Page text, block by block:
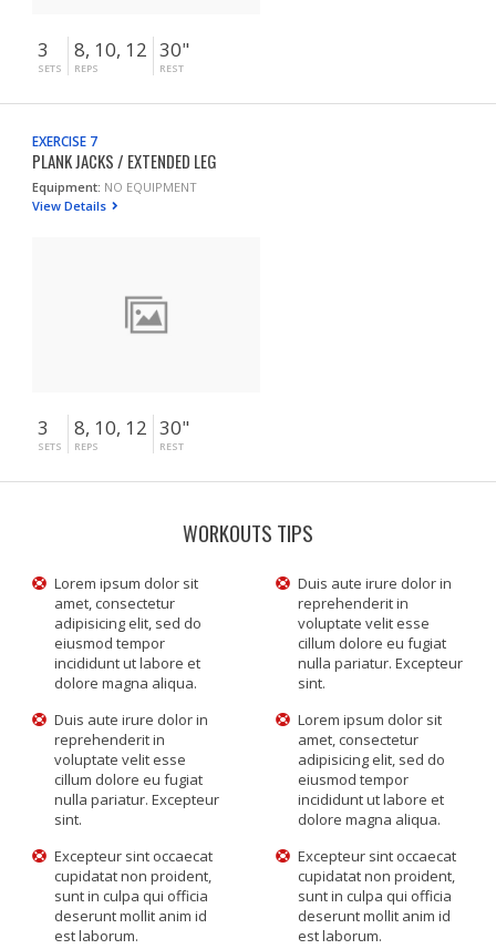
3
SETS
8, 10, 12
REPS
30"
REST
EXERCISE 7
PLANK JACKS / EXTENDED LEG
Equipment: NO EQUIPMENT
View Details
3
SETS
8, 10, 12
REPS
30"
REST
WORKOUTS TIPS
Lorem ipsum dolor sit
amet, consectetur
adipisicing elit, sed do
eiusmod tempor
incididunt ut labore et
dolore magna aliqua.
Duis aute irure dolor in
reprehenderit in
voluptate velit esse
cillum dolore eu fugiat
nulla pariatur. Excepteur
sint.
Duis aute irure dolor in
reprehenderit in
voluptate velit esse
cillum dolore eu fugiat
nulla pariatur. Excepteur
sint.
Lorem ipsum dolor sit
amet, consectetur
adipisicing elit, sed do
eiusmod tempor
incididunt ut labore et
dolore magna aliqua.
Excepteur sint occaecat
cupidatat non proident,
sunt in culpa qui officia
deserunt mollit anim id
est laborum.
Excepteur sint occaecat
cupidatat non proident,
sunt in culpa qui officia
deserunt mollit anim id
est laborum.